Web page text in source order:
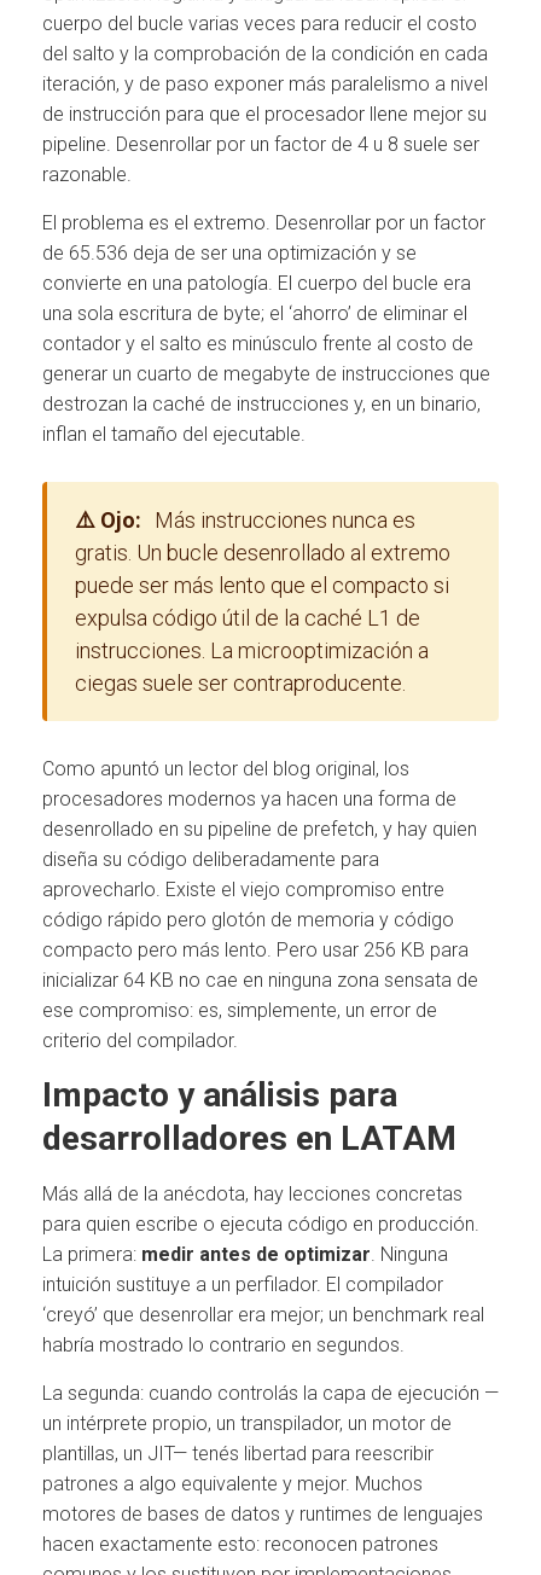
cuerpo del bucle varias veces para reducir el costo
del salto y la comprobación de la condición en cada
iteración, y de paso exponer más paralelismo a nivel
de instrucción para que el procesador llene mejor su
pipeline. Desenrollar por un factor de 4 u 8 suele ser
razonable.
El problema es el extremo. Desenrollar por un factor
de 65.536 deja de ser una optimización y se
convierte en una patología. El cuerpo del bucle era
una sola escritura de byte; el ‘ahorro’ de eliminar el
contador y el salto es minúsculo frente al costo de
generar un cuarto de megabyte de instrucciones que
destrozan la caché de instrucciones y, en un binario,
inflan el tamaño del ejecutable.
⚠️ Ojo:
Más instrucciones nunca es
gratis. Un bucle desenrollado al extremo
puede ser más lento que el compacto si
expulsa código útil de la caché L1 de
instrucciones. La microoptimización a
ciegas suele ser contraproducente.
Como apuntó un lector del blog original, los
procesadores modernos ya hacen una forma de
desenrollado en su pipeline de prefetch, y hay quien
diseña su código deliberadamente para
aprovecharlo. Existe el viejo compromiso entre
código rápido pero glotón de memoria y código
compacto pero más lento. Pero usar 256 KB para
inicializar 64 KB no cae en ninguna zona sensata de
ese compromiso: es, simplemente, un error de
criterio del compilador.
Impacto y análisis para
desarrolladores en LATAM
Más allá de la anécdota, hay lecciones concretas
para quien escribe o ejecuta código en producción.
La primera: medir antes de optimizar. Ninguna
intuición sustituye a un perfilador. El compilador
‘creyó’ que desenrollar era mejor; un benchmark real
habría mostrado lo contrario en segundos.
La segunda: cuando controlás la capa de ejecución —
un intérprete propio, un transpilador, un motor de
plantillas, un JIT— tenés libertad para reescribir
patrones a algo equivalente y mejor. Muchos
motores de bases de datos y runtimes de lenguajes
hacen exactamente esto: reconocen patrones